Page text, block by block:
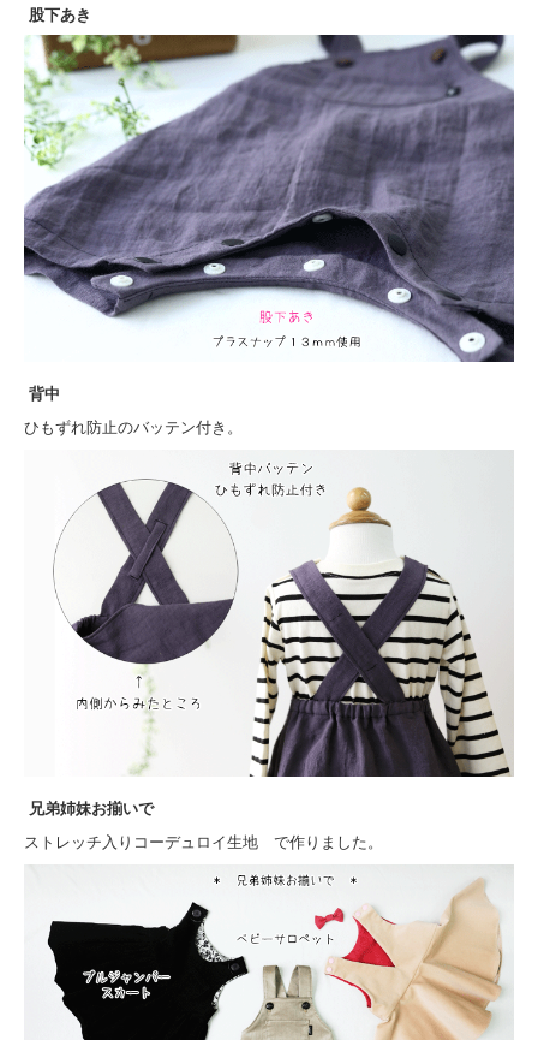
股下あき
背中
ひもずれ防止のバッテン付き。
兄弟姉妹お揃いで
ストレッチ入りコーデュロイ生地 で作りました。